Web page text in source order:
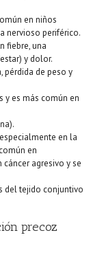
en niños
nervioso periférico.
fiebre, una
y dolor.
pérdida de peso y
y es más común en
en la
en
agresivo y se
del tejido conjuntivo
precoz